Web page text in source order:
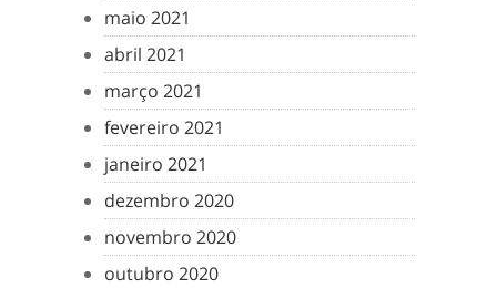
maio 2021
abril 2021
março 2021
fevereiro 2021
janeiro 2021
dezembro 2020
novembro 2020
outubro 2020